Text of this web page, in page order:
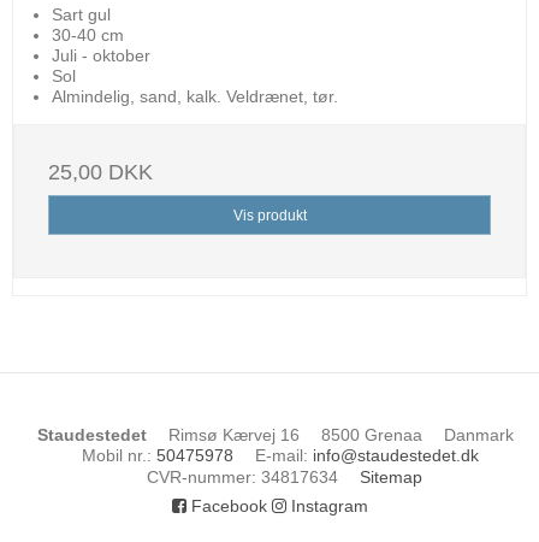
Sart gul
30-40 cm
Juli - oktober
Sol
Almindelig, sand, kalk. Veldrænet, tør.
25,00 DKK
Vis produkt
Staudestedet Rimsø Kærvej 16 8500 Grenaa
Danmark
Mobil nr.: 50475978 E-mail: info@staudestedet.dk
CVR-nummer: 34817634
Sitemap
Facebook
Instagram